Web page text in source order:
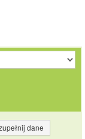
dane